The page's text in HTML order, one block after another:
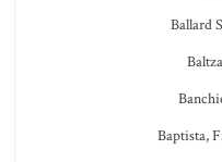
Ballard
Baptista,